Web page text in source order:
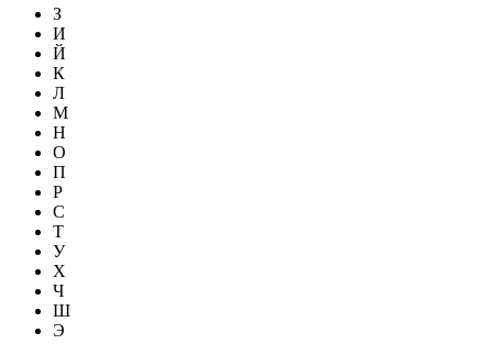
З
И
Й
К
Л
М
Н
О
П
Р
С
Т
У
Х
Ч
Ш
Э